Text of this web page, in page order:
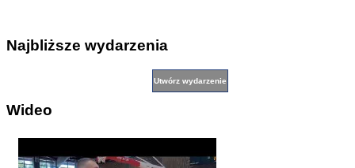
Najbliższe wydarzenia
Wideo